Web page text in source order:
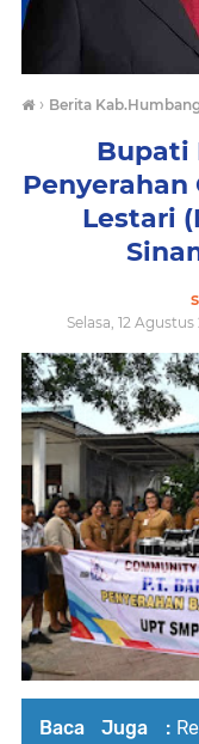
› Berita
Bupati
Penyerahan
Lestari
Selasa, 12
Baca Juga :